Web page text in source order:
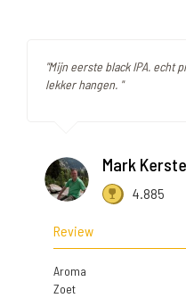
"Mijn eerste black IPA. echt
lekker hangen. "
Mark
4.885
Review
Aroma
Zoet